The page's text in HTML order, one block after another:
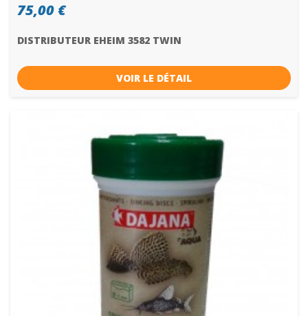
75,00 €
DISTRIBUTEUR EHEIM 3582 TWIN
VOIR LE DÉTAIL